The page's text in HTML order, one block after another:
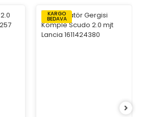
KARGO
BEDAVA